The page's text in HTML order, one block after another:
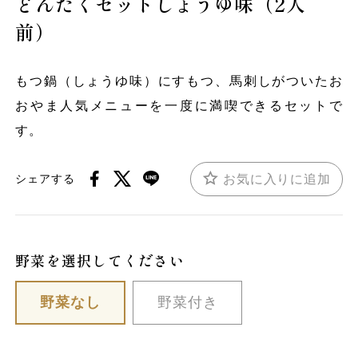
前）
もつ鍋（しょうゆ味）にすもつ、馬刺しがついたお
おやま人気メニューを一度に満喫できるセットで
す。
シェアする お気に入りに追加
野菜を選択してください
野菜なし 野菜付き